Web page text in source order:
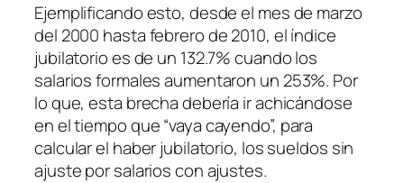
Ejemplificando esto, desde el mes de marzo
del 2000 hasta febrero de 2010, el índice
jubilatorio es de un 132.7% cuando los
salarios formales aumentaron un 253%. Por
lo que, esta brecha debería ir achicándose
en el tiempo que “vaya cayendo”, para
calcular el haber jubilatorio, los sueldos sin
ajuste por salarios con ajustes.